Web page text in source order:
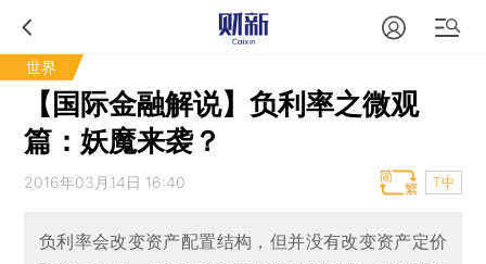
世界
【国际金融解说】负利率之微观
篇：妖魔来袭？
2016年03月14日 16:40 T中
负利率会改变资产配置结构，但并没有改变资产定价